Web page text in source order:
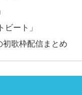
ビート」
初歌枠配信まとめ